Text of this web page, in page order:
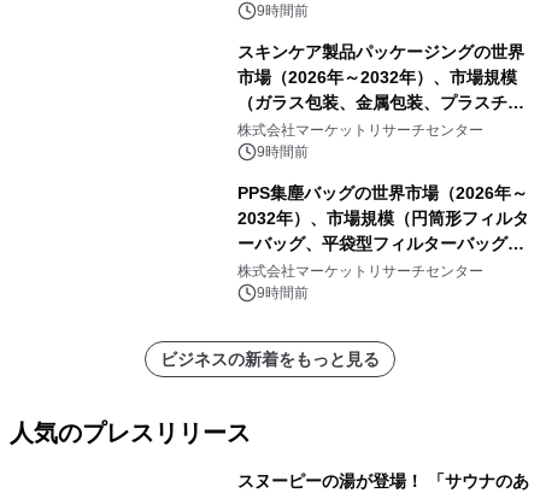
9時間前
スキンケア製品パッケージングの世界
市場（2026年～2032年）、市場規模
（ガラス包装、金属包装、プラスチッ
ク包装、その他）・分析レポートを発
表
株式会社マーケットリサーチセンター
9時間前
PPS集塵バッグの世界市場（2026年～
2032年）、市場規模（円筒形フィルタ
ーバッグ、平袋型フィルターバッグ、
プリーツフィルターバッグ、その
他）・分析レポートを発表
株式会社マーケットリサーチセンター
9時間前
ビジネスの新着をもっと見る
人気のプレスリリース
スヌーピーの湯が登場！ 「サウナのあ